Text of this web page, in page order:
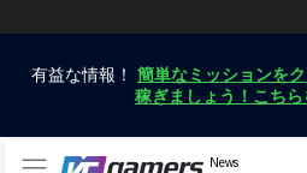
有益な情報！ 簡単なミッションを
稼ぎましょう！こちら
News
VCGamersだけ